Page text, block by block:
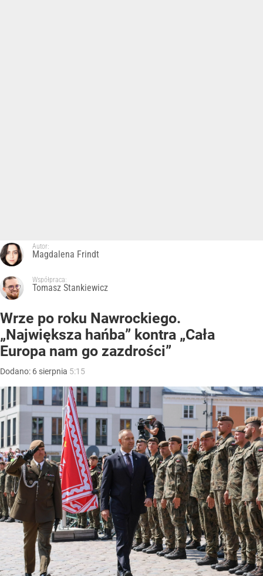
Autor:
Magdalena Frindt
Współpraca:
Tomasz Stankiewicz
Wrze po roku Nawrockiego.
„Największa hańba” kontra „Cała
Europa nam go zazdrości”
Dodano: 6 sierpnia 5:15